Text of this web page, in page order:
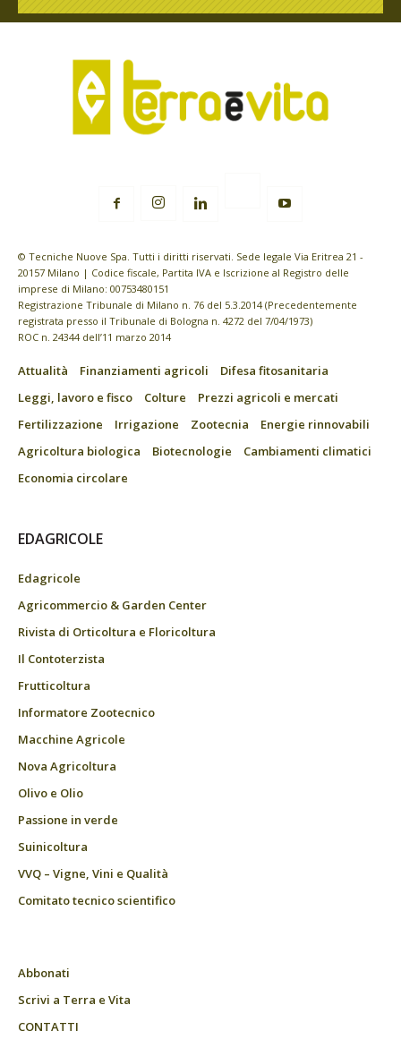
© Tecniche Nuove Spa. Tutti i diritti riservati. Sede legale Via Eritrea 21 -
20157 Milano | Codice fiscale, Partita IVA e Iscrizione al Registro delle
imprese di Milano: 00753480151
Registrazione Tribunale di Milano n. 76 del 5.3.2014 (Precedentemente
registrata presso il Tribunale di Bologna n. 4272 del 7/04/1973)
ROC n. 24344 dell’11 marzo 2014
Attualità Finanziamenti agricoli
Difesa fitosanitaria
Leggi, lavoro e fisco
Colture
Prezzi agricoli e mercati
Fertilizzazione
Irrigazione Zootecnia
Energie rinnovabili
Agricoltura biologica
Biotecnologie
Cambiamenti climatici
Economia circolare
EDAGRICOLE
Edagricole
Agricommercio & Garden Center
Rivista di Orticoltura e Floricoltura
Il Contoterzista
Frutticoltura
Informatore Zootecnico
Macchine Agricole
Nova Agricoltura
Olivo e Olio
Passione in verde
Suinicoltura
VVQ – Vigne, Vini e Qualità
Comitato tecnico scientifico
Abbonati
Scrivi a Terra e Vita
CONTATTI